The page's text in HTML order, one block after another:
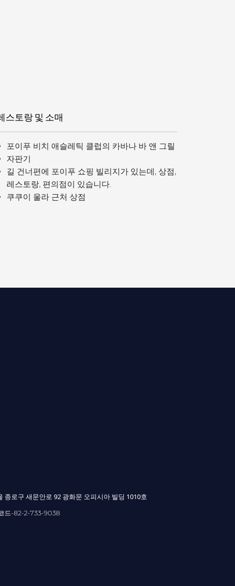
스토랑 및 소매
포이푸 비치 애슬레틱 클럽의 카바나 바 앤 그릴
자판기
길 건너편에 포이푸 쇼핑 빌리지가 있는데, 상점,
레스토랑, 편의점이 있습니다.
쿠쿠이 울라 근처 상점
종로구 새문안로 92 광화문 오피시아 빌딩 1010호
드-82-2-733-9038